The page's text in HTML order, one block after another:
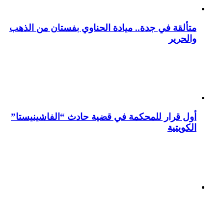
متألقة في جدة.. ميادة الحناوي بفستان من الذهب
والحرير
أول قرار للمحكمة في قضية حادث “الفاشينيستا”
الكويتية